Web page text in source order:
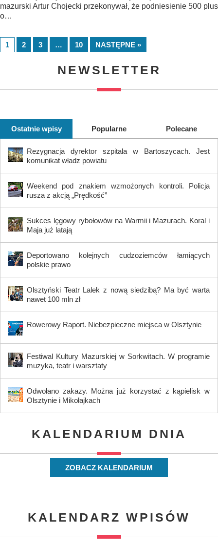
mazurski Artur Chojecki przekonywał, że podniesienie 500 plus
o…
1 2 3 … 10 NASTĘPNE »
NEWSLETTER
Ostatnie wpisy Popularne Polecane
Rezygnacja dyrektor szpitala w Bartoszycach. Jest
komunikat władz powiatu
Weekend pod znakiem wzmożonych kontroli. Policja
rusza z akcją „Prędkość”
Sukces lęgowy rybołowów na Warmii i Mazurach. Koral i
Maja już latają
Deportowano kolejnych cudzoziemców łamiących
polskie prawo
Olsztyński Teatr Lalek z nową siedzibą? Ma być warta
nawet 100 mln zł
Rowerowy Raport. Niebezpieczne miejsca w Olsztynie
Festiwal Kultury Mazurskiej w Sorkwitach. W programie
muzyka, teatr i warsztaty
Odwołano zakazy. Można już korzystać z kąpielisk w
Olsztynie i Mikołajkach
KALENDARIUM DNIA
ZOBACZ KALENDARIUM
KALENDARZ WPISÓW